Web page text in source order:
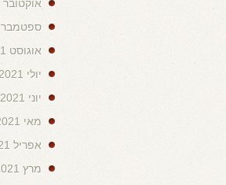
אוקטובר 2021
ספטמבר 2021
אוגוסט 2021
יולי 2021
יוני 2021
מאי 2021
אפריל 2021
מרץ 2021